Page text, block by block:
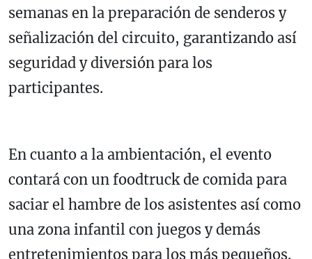
semanas en la preparación de senderos y
señalización del circuito, garantizando así
seguridad y diversión para los
participantes.
En cuanto a la ambientación, el evento
contará con un foodtruck de comida para
saciar el hambre de los asistentes así como
una zona infantil con juegos y demás
entretenimientos para los más pequeños.